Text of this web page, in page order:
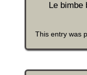
Le bimbe
This entry was